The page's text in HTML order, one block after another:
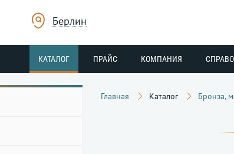
Берлин
КАТАЛОГ ПРАЙС КОМПАНИЯ
Главная Каталог Бронза,